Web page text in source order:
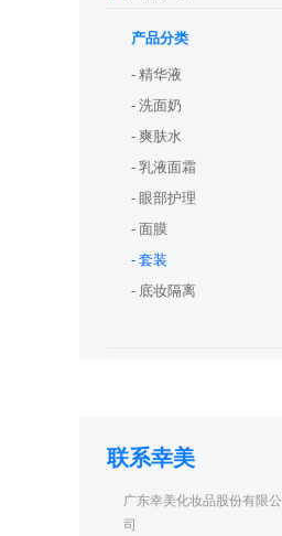
产品分类
- 精华液
- 洗面奶
- 爽肤水
- 乳液面霜
- 眼部护理
- 面膜
- 套装
- 底妆隔离
联系幸美
广东幸美化妆品股份有限公
司